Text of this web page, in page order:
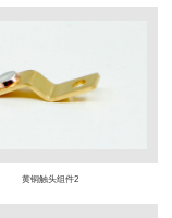
黄铜触头组件2